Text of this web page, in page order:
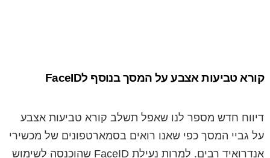
קורא טביעות אצבע על המסך בנוסף לFaceID
דיווח חדש מספר לנו שאפל תשלב קורא טביעות אצבע
על גביי המסך כפי שאנו רואים בסמארטפונים של מכשירי
אנדרואיד רבים. למרות נעילת FaceID שהוכנסה לשימוש